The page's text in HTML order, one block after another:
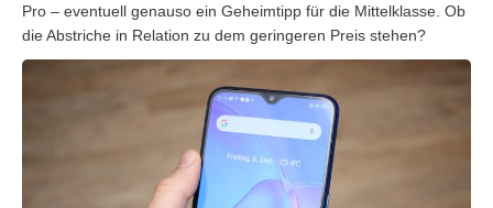
Pro – eventuell genauso ein Geheimtipp für die Mittelklasse. Ob
die Abstriche in Relation zu dem geringeren Preis stehen?